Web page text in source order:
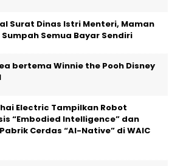
Surat Dinas Istri Menteri, Maman
Sumpah Semua Bayar Sendiri
bertema Winnie the Pooh Disney
Electric Tampilkan Robot
“Embodied Intelligence” dan
Cerdas “AI-Native” di WAIC